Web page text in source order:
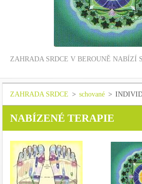
ZAHRADA SRDCE V BEROUNĚ NABÍZÍ
ZAHRADA SRDCE > schované >
NABÍZENÉ TERAPIE